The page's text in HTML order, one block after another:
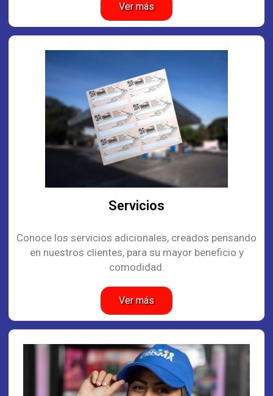
Ver más
Servicios
Conoce los servicios adicionales, creados pensando
en nuestros clientes, para su mayor beneficio y
comodidad.
Ver más